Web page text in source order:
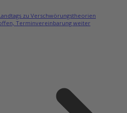
zu Verschwörungstheorien
Terminvereinbarung weiter